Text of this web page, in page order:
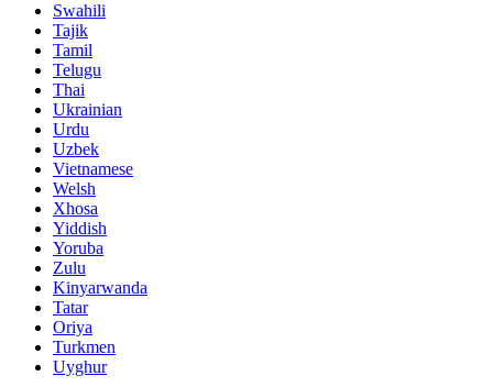
Swahili
Tajik
Tamil
Telugu
Thai
Ukrainian
Urdu
Uzbek
Vietnamese
Welsh
Xhosa
Yiddish
Yoruba
Zulu
Kinyarwanda
Tatar
Oriya
Turkmen
Uyghur